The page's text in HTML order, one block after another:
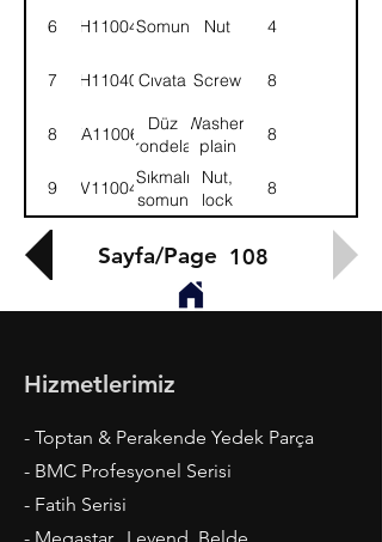
6 NH110041Somun Nut 4
7 SH110401Cıvata Screw 8
8 WA110061
Düz
rondela
Washer,
plain
8
9 NV110041
Sıkmalı
somun
Nut,
lock
8
Sayfa/Page 108
Hizmetlerimiz
- Toptan & Perakende Yedek Parça
- BMC Profesyonel Serisi
- Fatih Serisi